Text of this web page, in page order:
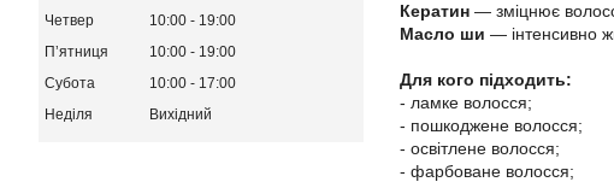
Кератин — зміцнює
Масло ши — інтенсивно
Для кого підходить:
- ламке волосся;
- пошкоджене волосся;
- освітлене волосся;
- фарбоване волосся;
Четвер
10:00
19:00
Пʼятниця
10:00
19:00
Субота
10:00
17:00
Неділя
Вихідний